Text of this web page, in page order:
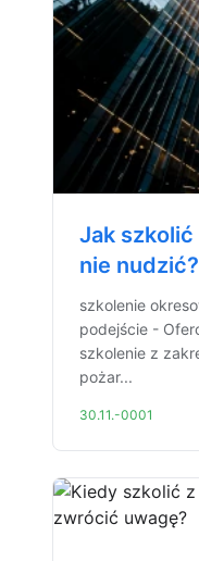
Jak
nie nudzić?
szkolenie
podejście -
szkolenie z
pożar...
30.11.-0001